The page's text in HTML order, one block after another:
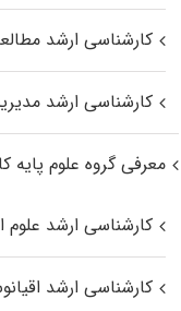
کارشناسی ارشد
کارشناسی ارشد
معرفی گروه علوم پایه
کارشناسی ارشد علوم
کارشناسی ارشد